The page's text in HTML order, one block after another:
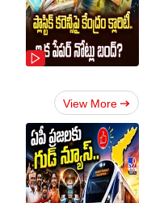
View More